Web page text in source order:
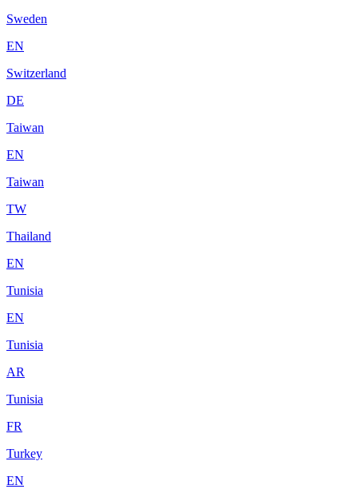
Sweden
EN
Switzerland
DE
Taiwan
EN
Taiwan
TW
Thailand
EN
Tunisia
EN
Tunisia
AR
Tunisia
FR
Turkey
EN